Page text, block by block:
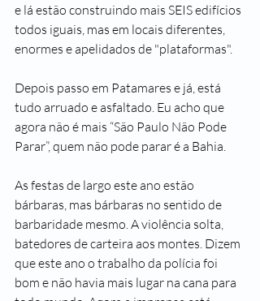
e lá estão construindo mais SEIS edifícios
todos iguais, mas em locais diferentes,
enormes e apelidados de "plataformas".
Depois passo em Patamares e já, está
tudo arruado e asfaltado. Eu acho que
agora não é mais “São Paulo Não Pode
Parar”, quem não pode parar é a Bahia.
As festas de largo este ano estão
bárbaras, mas bárbaras no sentido de
barbaridade mesmo. A violência solta,
batedores de carteira aos montes. Dizem
que este ano o trabalho da polícia foi
bom e não havia mais lugar na cana para